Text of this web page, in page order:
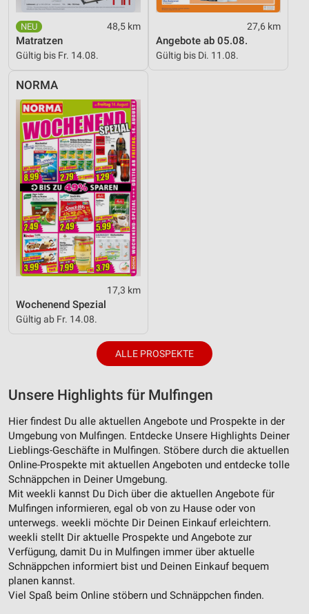
48,5 km
Matratzen
Gültig bis Fr. 14.08.
27,6 km
Angebote ab 05.08.
Gültig bis Di. 11.08.
NORMA
17,3 km
Wochenend Spezial
Gültig ab Fr. 14.08.
ALLE PROSPEKTE
Unsere Highlights für Mulfingen
Hier findest Du alle aktuellen Angebote und Prospekte in der
Umgebung von Mulfingen. Entdecke Unsere Highlights Deiner
Lieblings-Geschäfte in Mulfingen. Stöbere durch die aktuellen
Online-Prospekte mit aktuellen Angeboten und entdecke tolle
Schnäppchen in Deiner Umgebung.
Mit weekli kannst Du Dich über die aktuellen Angebote für
Mulfingen informieren, egal ob von zu Hause oder von
unterwegs. weekli möchte Dir Deinen Einkauf erleichtern.
weekli stellt Dir aktuelle Prospekte und Angebote zur
Verfügung, damit Du in Mulfingen immer über aktuelle
Schnäppchen informiert bist und Deinen Einkauf bequem
planen kannst.
Viel Spaß beim Online stöbern und Schnäppchen finden.